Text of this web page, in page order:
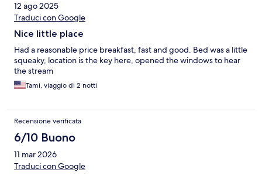
12 ago 2025
Traduci con Google
Nice little place
Had a reasonable price breakfast, fast and good. Bed was a little
squeaky, location is the key here, opened the windows to hear
the stream
Tami, viaggio di 2 notti
Recensione verificata
6/10 Buono
11 mar 2026
Traduci con Google